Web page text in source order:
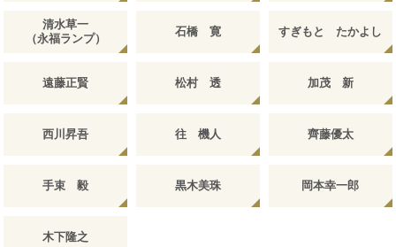
清水草一
（永福ランプ）
石橋 寛 すぎもと たかよし
遠藤正賢 松村 透 加茂 新
西川昇吾 往 機人 齊藤優太
手束 毅 黒木美珠 岡本幸一郎
木下隆之